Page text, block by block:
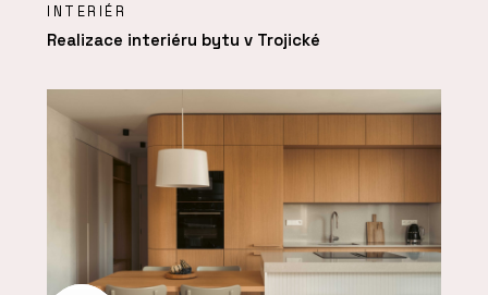
INTERIÉR
Realizace interiéru bytu v Trojické